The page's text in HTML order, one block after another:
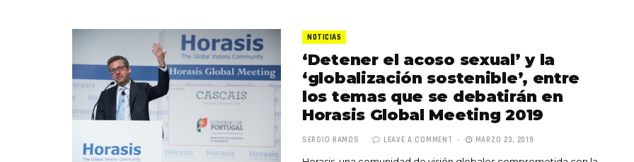
NOTICIAS
‘Detener el acoso sexual’ y la
‘globalización sostenible’, entre
los temas que se debatirán en
Horasis Global Meeting 2019
SERGIO RAMOS LEAVE A COMMENT MARZO 23, 2019
Totó la Momposina: el
adiós a la gran